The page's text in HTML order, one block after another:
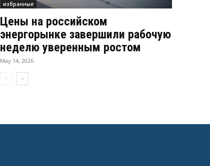
избранные
Цены на российском
энергорынке завершили рабочую
неделю уверенным ростом
May 14, 2026